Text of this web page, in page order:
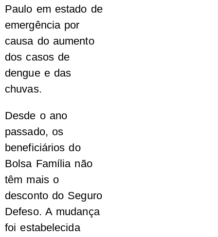
Paulo em estado de
emergência por
causa do aumento
dos casos de
dengue e das
chuvas.
Desde o ano
passado, os
beneficiários do
Bolsa Família não
têm mais o
desconto do Seguro
Defeso. A mudança
foi estabelecida